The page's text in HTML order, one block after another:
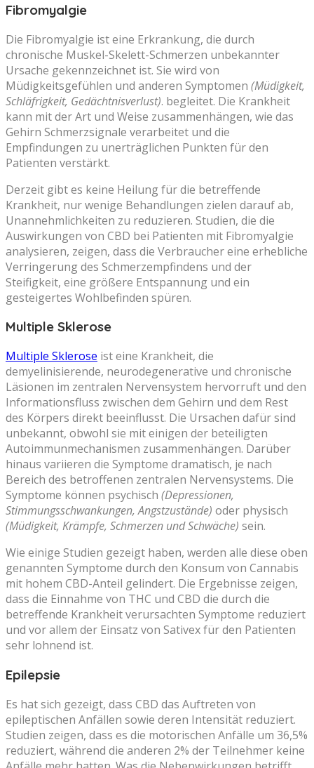
Fibromyalgie
Die Fibromyalgie ist eine Erkrankung, die durch
chronische Muskel-Skelett-Schmerzen unbekannter
Ursache gekennzeichnet ist. Sie wird von
Müdigkeitsgefühlen und anderen Symptomen (Müdigkeit,
Schläfrigkeit, Gedächtnisverlust). begleitet. Die Krankheit
kann mit der Art und Weise zusammenhängen, wie das
Gehirn Schmerzsignale verarbeitet und die
Empfindungen zu unerträglichen Punkten für den
Patienten verstärkt.
Derzeit gibt es keine Heilung für die betreffende
Krankheit, nur wenige Behandlungen zielen darauf ab,
Unannehmlichkeiten zu reduzieren. Studien, die die
Auswirkungen von CBD bei Patienten mit Fibromyalgie
analysieren, zeigen, dass die Verbraucher eine erhebliche
Verringerung des Schmerzempfindens und der
Steifigkeit, eine größere Entspannung und ein
gesteigertes Wohlbefinden spüren.
Multiple Sklerose
Multiple Sklerose ist eine Krankheit, die
demyelinisierende, neurodegenerative und chronische
Läsionen im zentralen Nervensystem hervorruft und den
Informationsfluss zwischen dem Gehirn und dem Rest
des Körpers direkt beeinflusst. Die Ursachen dafür sind
unbekannt, obwohl sie mit einigen der beteiligten
Autoimmunmechanismen zusammenhängen. Darüber
hinaus variieren die Symptome dramatisch, je nach
Bereich des betroffenen zentralen Nervensystems. Die
Symptome können psychisch (Depressionen,
Stimmungsschwankungen, Angstzustände) oder physisch
(Müdigkeit, Krämpfe, Schmerzen und Schwäche) sein.
Wie einige Studien gezeigt haben, werden alle diese oben
genannten Symptome durch den Konsum von Cannabis
mit hohem CBD-Anteil gelindert. Die Ergebnisse zeigen,
dass die Einnahme von THC und CBD die durch die
betreffende Krankheit verursachten Symptome reduziert
und vor allem der Einsatz von Sativex für den Patienten
sehr lohnend ist.
Epilepsie
Es hat sich gezeigt, dass CBD das Auftreten von
epileptischen Anfällen sowie deren Intensität reduziert.
Studien zeigen, dass es die motorischen Anfälle um 36,5%
reduziert, während die anderen 2% der Teilnehmer keine